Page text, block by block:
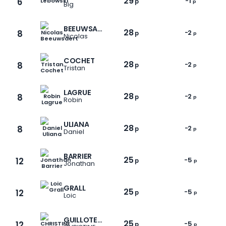
Big p p
8 BEEUWSAERT
Nicolas 28 p -2 p
8 COCHET
Tristan 28 p -2 p
8 LAGRUE
Robin 28 p -2 p
8 ULIANA
Daniel 28 p -2 p
12 BARRIER
Jonathan 25 p -5 p
12 GRALL
Loic 25 p -5 p
GUILLOTEAU -5 p